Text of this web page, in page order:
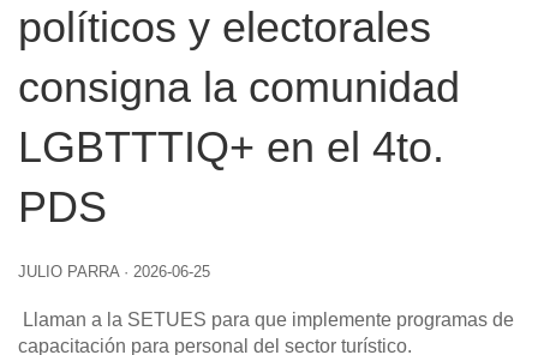
políticos y electorales
consigna la comunidad
LGBTTTIQ+ en el 4to.
PDS
JULIO PARRA · 2026-06-25
Llaman a la SETUES para que implemente programas de
capacitación para personal del sector turístico.